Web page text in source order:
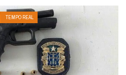
TEMPO REAL